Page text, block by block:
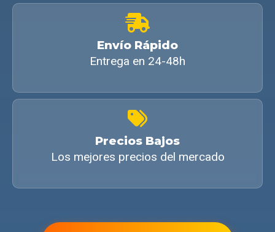
Envío Rápido
Entrega en 24-48h
Precios Bajos
Los mejores precios del mercado